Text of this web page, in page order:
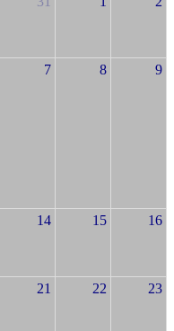
7 8 9
14 15 16
21 22 23